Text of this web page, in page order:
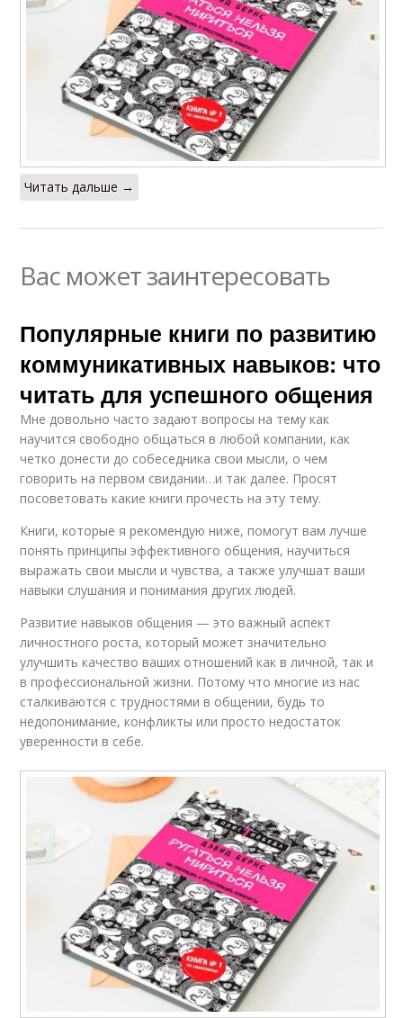
Читать дальше →
Вас может заинтересовать
Популярные книги по развитию
коммуникативных навыков: что
читать для успешного общения
Мне довольно часто задают вопросы на тему как
научится свободно общаться в любой компании, как
четко донести до собеседника свои мысли, о чем
говорить на первом свидании…и так далее. Просят
посоветовать какие книги прочесть на эту тему.
Книги, которые я рекомендую ниже, помогут вам лучше
понять принципы эффективного общения, научиться
выражать свои мысли и чувства, а также улучшат ваши
навыки слушания и понимания других людей.
Развитие навыков общения — это важный аспект
личностного роста, который может значительно
улучшить качество ваших отношений как в личной, так и
в профессиональной жизни. Потому что многие из нас
сталкиваются с трудностями в общении, будь то
недопонимание, конфликты или просто недостаток
уверенности в себе.